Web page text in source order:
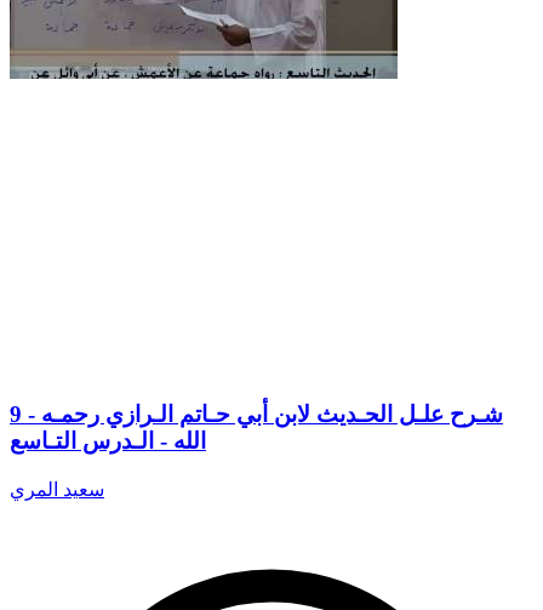
9 - شـرح علـل الحـديث لابن أبي حـاتم الـرازي رحمـه
الله - الـدرس التـاسع
سعيد المري